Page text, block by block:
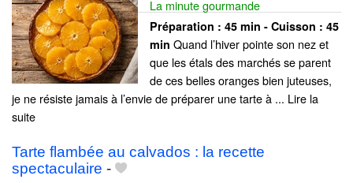
La minute gourmande
Préparation : 45 min - Cuisson : 45
min Quand l’hiver pointe son nez et
que les étals des marchés se parent
de ces belles oranges bien juteuses,
je ne résiste jamais à l’envie de préparer une tarte à ... Lire la
suite
Tarte flambée au calvados : la recette
spectaculaire -